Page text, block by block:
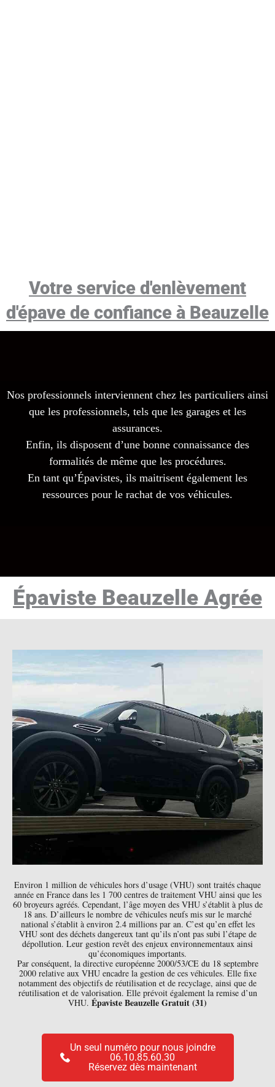
Votre service d'enlèvement
d'épave de confiance à Beauzelle
Nos professionnels interviennent chez les particuliers ainsi
que les professionnels, tels que les garages et les
assurances.
Enfin, ils disposent d’une bonne connaissance des
formalités de même que les procédures.
En tant qu’Épavistes, ils maitrisent également les
ressources pour le rachat de vos véhicules.
Épaviste Beauzelle Agrée
Environ 1 million de véhicules hors d’usage (VHU) sont traités chaque
année en France dans les 1 700 centres de traitement VHU ainsi que les
60 broyeurs agréés. Cependant, l’âge moyen des VHU s’établit à plus de
18 ans. D’ailleurs le nombre de véhicules neufs mis sur le marché
national s’établit à environ 2.4 millions par an. C’est qu’en effet les
VHU sont des déchets dangereux tant qu’ils n’ont pas subi l’étape de
dépollution. Leur gestion revêt des enjeux environnementaux ainsi
qu’économiques importants.
Par conséquent, la directive européenne 2000/53/CE du 18 septembre
2000 relative aux VHU encadre la gestion de ces véhicules. Elle fixe
notamment des objectifs de réutilisation et de recyclage, ainsi que de
réutilisation et de valorisation. Elle prévoit également la remise d’un
VHU. Épaviste Beauzelle Gratuit (31)
Un seul numéro pour nous joindre
06.10.85.60.30
Réservez dès maintenant